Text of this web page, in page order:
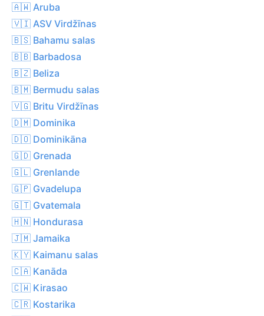
🇦🇼 Aruba
🇻🇮 ASV Virdžīnas
🇧🇸 Bahamu salas
🇧🇧 Barbadosa
🇧🇿 Beliza
🇧🇲 Bermudu salas
🇻🇬 Britu Virdžīnas
🇩🇲 Dominika
🇩🇴 Dominikāna
🇬🇩 Grenada
🇬🇱 Grenlande
🇬🇵 Gvadelupa
🇬🇹 Gvatemala
🇭🇳 Hondurasa
🇯🇲 Jamaika
🇰🇾 Kaimanu salas
🇨🇦 Kanāda
🇨🇼 Kirasao
🇨🇷 Kostarika